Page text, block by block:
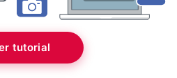
tutorial